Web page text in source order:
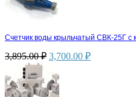
Счетчик воды крыльчатый СВК-25Г
3,895.00₽ 3,700.00 ₽